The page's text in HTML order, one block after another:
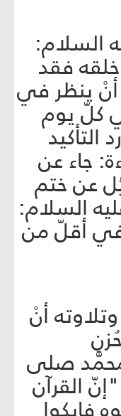
السلام:
خلقه فقد
أنْ ينظر في
كلّ يوم
جاء عن
عن ختم
السلام:
في أقلّ من
أنْ
صلى
القرآن